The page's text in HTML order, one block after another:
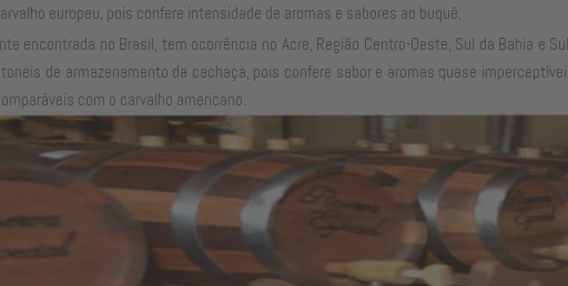
europeu, pois confere intensidade de aromas e sabores ao buquê.
encontrada no Brasil, tem ocorrência no Acre, Região Centro-Oeste, Sul da Bahia
de armazenamento da cachaça, pois confere sabor e aromas quase
com o carvalho americano.